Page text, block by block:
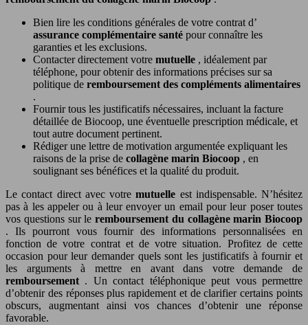
Bien lire les conditions générales de votre contrat d’
assurance complémentaire santé pour connaître les
garanties et les exclusions.
Contacter directement votre mutuelle , idéalement par
téléphone, pour obtenir des informations précises sur sa
politique de remboursement des compléments alimentaires
.
Fournir tous les justificatifs nécessaires, incluant la facture
détaillée de Biocoop, une éventuelle prescription médicale, et
tout autre document pertinent.
Rédiger une lettre de motivation argumentée expliquant les
raisons de la prise de collagène marin Biocoop , en
soulignant ses bénéfices et la qualité du produit.
Le contact direct avec votremutuelle est indispensable. N’hésitez
pas à les appeler ou à leur envoyer un email pour leur poser toutes
vos questions sur le remboursement du collagène marin Biocoop
. Ils pourront vous fournir des informations personnalisées en
fonction de votre contrat et de votre situation. Profitez de cette
occasion pour leur demander quels sont les justificatifs à fournir et
les arguments à mettre en avant dans votre demande de
remboursement . Un contact téléphonique peut vous permettre
d’obtenir des réponses plus rapidement et de clarifier certains points
obscurs, augmentant ainsi vos chances d’obtenir une réponse
favorable.